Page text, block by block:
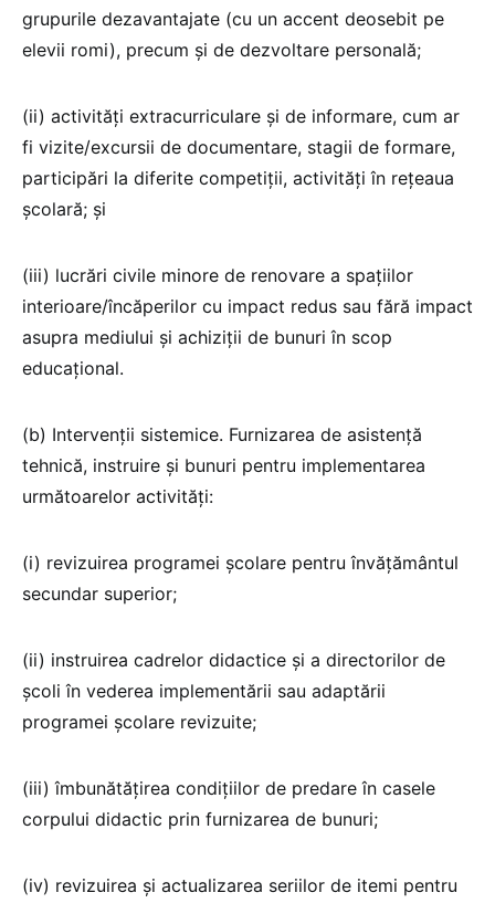
grupurile dezavantajate (cu un accent deosebit pe
elevii romi), precum şi de dezvoltare personală;
(ii) activităţi extracurriculare şi de informare, cum ar
fi vizite/excursii de documentare, stagii de formare,
participări la diferite competiţii, activităţi în reţeaua
şcolară; şi
(iii) lucrări civile minore de renovare a spaţiilor
interioare/încăperilor cu impact redus sau fără impact
asupra mediului şi achiziţii de bunuri în scop
educaţional.
(b) Intervenţii sistemice. Furnizarea de asistenţă
tehnică, instruire şi bunuri pentru implementarea
următoarelor activităţi:
(i) revizuirea programei şcolare pentru învăţământul
secundar superior;
(ii) instruirea cadrelor didactice şi a directorilor de
şcoli în vederea implementării sau adaptării
programei şcolare revizuite;
(iii) îmbunătăţirea condiţiilor de predare în casele
corpului didactic prin furnizarea de bunuri;
(iv) revizuirea şi actualizarea seriilor de itemi pentru